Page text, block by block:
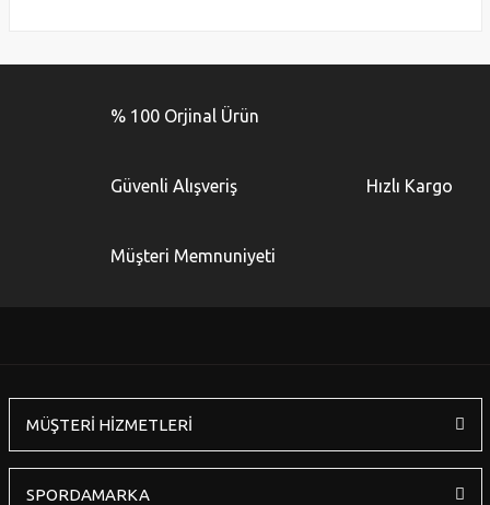
Görüş ve önerileriniz için teşekkür ederiz.
Ürün resmi kalitesiz, bozuk veya görüntülenemiyor.
Gönder
% 100 Orjinal Ürün
Güvenli Alışveriş Hızlı Kargo
Müşteri Memnuniyeti
MÜŞTERİ HİZMETLERİ
SPORDAMARKA